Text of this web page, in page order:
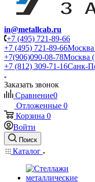
in@metallcab.ru
+7 (495) 721-89-66
+7 (495) 721-89-66
+7(906)090-08-78Москва
+7 (812) 309-71-16Санк-
Заказать звонок
Сравнение0
Отложенные 0
Корзина 0
Войти
Поиск
Каталог